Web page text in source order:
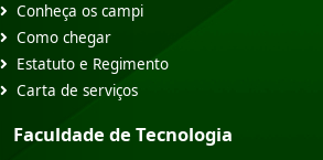
Conheça os campi
Como chegar
Estatuto e Regimento
Carta de serviços
Faculdade de Tecnologia